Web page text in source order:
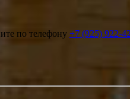
по телефону +7 (925) 922-